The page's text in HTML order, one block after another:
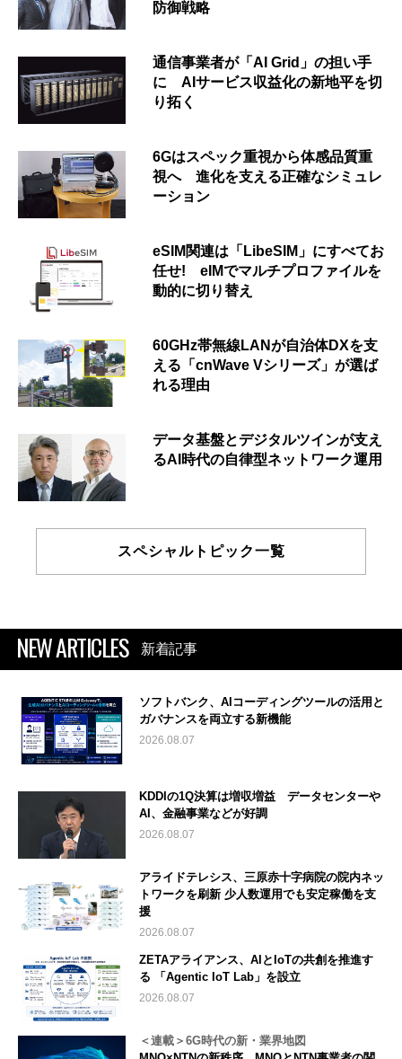
防御戦略
通信事業者が「AI Grid」の担い手
に AIサービス収益化の新地平を切
り拓く
6Gはスペック重視から体感品質重
視へ 進化を支える正確なシミュレ
ーション
eSIM関連は「LibeSIM」にすべてお
任せ! eIMでマルチプロファイルを
動的に切り替え
60GHz帯無線LANが自治体DXを支
える「cnWave Vシリーズ」が選ば
れる理由
データ基盤とデジタルツインが支え
るAI時代の自律型ネットワーク運用
スペシャルトピック一覧
NEW ARTICLES 新着記事
ソフトバンク、AIコーディングツールの活用と
ガバナンスを両立する新機能
2026.08.07
KDDIの1Q決算は増収増益 データセンターや
AI、金融事業などが好調
2026.08.07
アライドテレシス、三原赤十字病院の院内ネッ
トワークを刷新 少人数運用でも安定稼働を支
援
2026.08.07
ZETAアライアンス、AIとIoTの共創を推進す
る 「Agentic IoT Lab」を設立
2026.08.07
＜連載＞6G時代の新・業界地図